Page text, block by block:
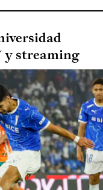
y streaming